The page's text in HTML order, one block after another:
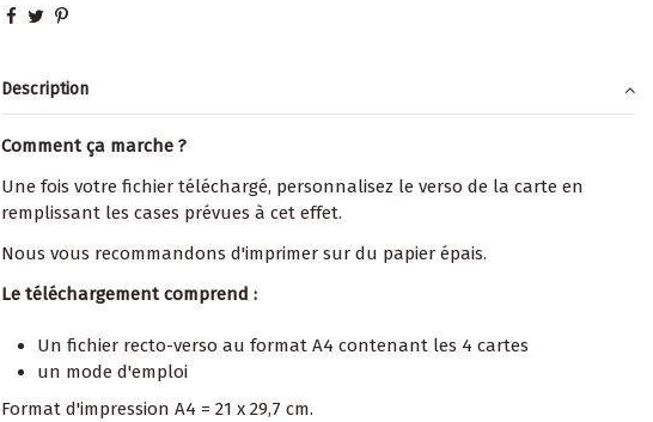
Description
Comment ça marche ?
Une fois votre fichier téléchargé, personnalisez le verso de la carte en
remplissant les cases prévues à cet effet.
Nous vous recommandons d'imprimer sur du papier épais.
Le téléchargement comprend :
Un fichier recto-verso au format A4 contenant les 4 cartes
un mode d'emploi
Format d'impression A4 = 21 x 29,7 cm.